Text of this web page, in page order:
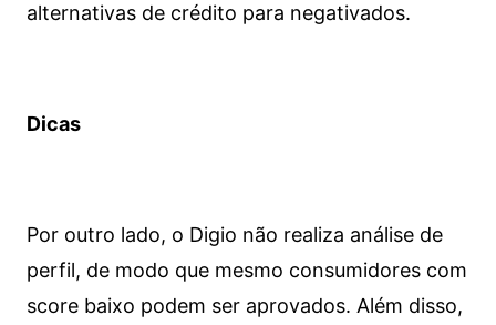
alternativas de crédito para negativados.
Dicas
Por outro lado, o Digio não realiza análise de
perfil, de modo que mesmo consumidores com
score baixo podem ser aprovados. Além disso,